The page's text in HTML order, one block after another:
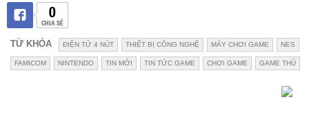
0
CHIA SẺ
TỪ KHÓA ĐIỆN TỬ 4 NÚT THIẾT BỊ CÔNG NGHỆ MÁY CHƠI GAME NES
FAMICOM NINTENDO TIN MỚI TIN TỨC GAME CHƠI GAME GAME THỦ